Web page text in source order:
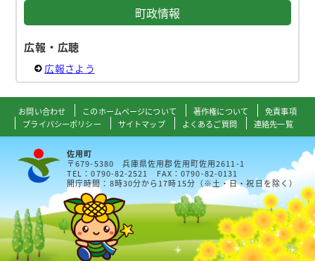
町政情報
広報・広聴
広報さよう
お問い合わせ このホームページについて 著作権について
免責事項
プライバシーポリシー
サイトマップ よくあるご質問 連絡先一覧
佐用町
〒679-5380 兵庫県佐用郡佐用町佐用2611-1
TEL：0790-82-2521 FAX：0790-82-0131
開庁時間：8時30分から17時15分（※土・日・祝日を除く）